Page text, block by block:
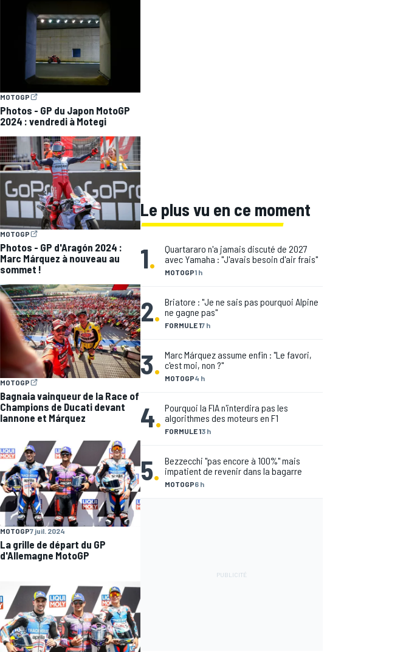
MOTOGP
Photos - GP du Japon MotoGP
2024 : vendredi à Motegi
MOTOGP
Photos - GP d'Aragón 2024 :
Marc Márquez à nouveau au
sommet !
MOTOGP
Bagnaia vainqueur de la Race of
Champions de Ducati devant
Iannone et Márquez
MOTOGP7 juil. 2024
La grille de départ du GP
d'Allemagne MotoGP
Le plus vu en ce moment
1. MOTOGP1 h
Quartararo n'a jamais discuté de 2027
avec Yamaha : "J'avais besoin d'air frais"
2. FORMULE 17 h
Briatore : "Je ne sais pas pourquoi Alpine
ne gagne pas"
3. MOTOGP4 h
Marc Márquez assume enfin : "Le favori,
c'est moi, non ?"
4. FORMULE 13 h
Pourquoi la FIA n'interdira pas les
algorithmes des moteurs en F1
5. MOTOGP6 h
Bezzecchi "pas encore à 100%" mais
impatient de revenir dans la bagarre